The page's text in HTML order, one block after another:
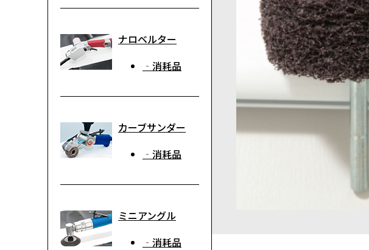
ナロベルター
‐消耗品
カーブサンダー
‐消耗品
ミニアングル
‐消耗品